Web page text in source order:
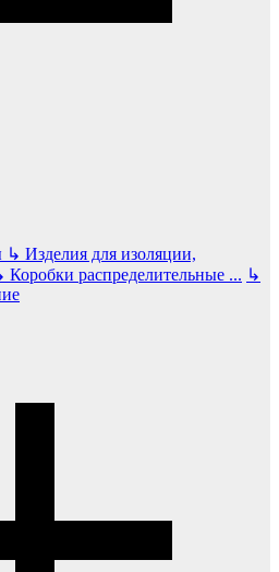
↳ Изделия для изоляции,
Коробки распределительные ... ↳